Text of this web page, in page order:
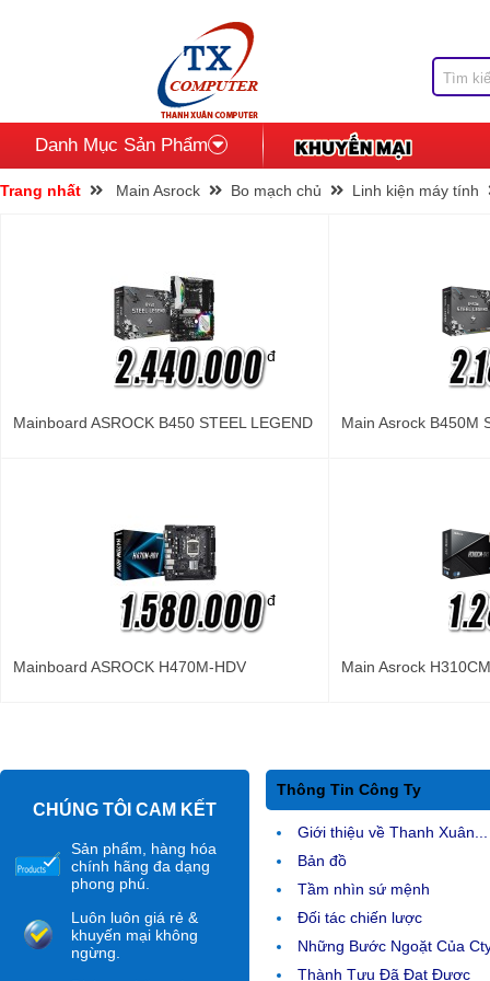
Danh Mục Sản Phẩm
Trang nhất Main Asrock Bo mạch chủ Linh kiện máy tính
đ
Mainboard ASROCK B450 STEEL LEGEND Main Asrock B450M
đ
Mainboard ASROCK H470M-HDV Main Asrock
CHÚNG TÔI CAM KẾT
Sản phẩm, hàng hóa
chính hãng đa dạng
phong phú.
Luôn luôn giá rẻ &
khuyến mại không
ngừng.
Thông Tin Công Ty
Giới thiệu về Thanh Xuân...
Bản đồ
Tầm nhìn sứ mệnh
Đối tác chiến lược
Những Bước Ngoặt Của
Thành Tựu Đã Đạt Được